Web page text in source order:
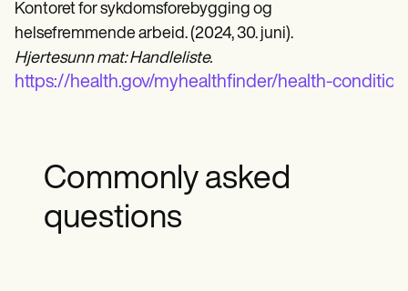
Kontoret for sykdomsforebygging og
helsefremmende arbeid. (2024, 30. juni).
Hjertesunn mat: Handleliste.
https://health.gov/myhealthfinder/health-
Commonly asked
questions